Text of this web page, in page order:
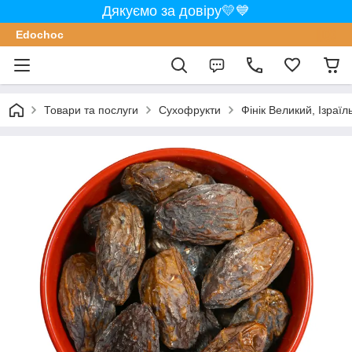
Дякуємо за довіру💛💙
Edochoс
Товари та послуги Сухофрукти Фінік Великий,